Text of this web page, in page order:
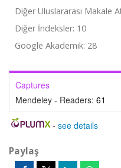
Diğer Uluslararası Makale
Diğer İndeksler: 10
Google Akademik: 28
Captures
Mendeley - Readers: 61
- see details
Paylaş